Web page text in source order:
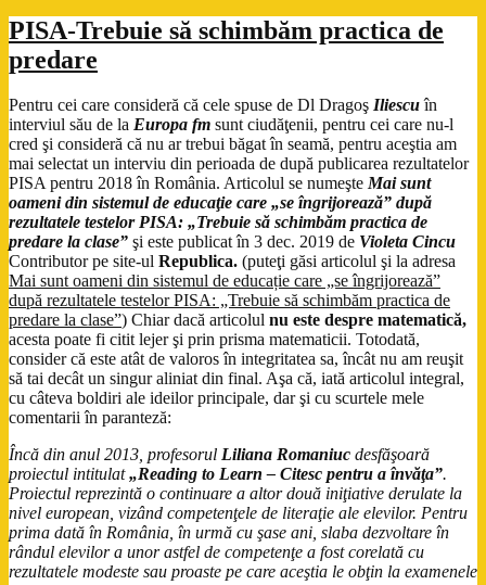
PISA-Trebuie să schimbăm practica de
predare
Pentru cei care consideră că cele spuse de Dl Dragoş Iliescuîn
interviul său de la Europa fm sunt ciudăţenii, pentru cei care nu-l
cred şi consideră că nu ar trebui băgat în seamă, pentru aceştia am
mai selectat un interviu din perioada de după publicarea rezultatelor
PISA pentru 2018 în România. Articolul se numeşteMai sunt
oameni din sistemul de educaţie care „se îngrijorează” după
rezultatele testelor PISA: „Trebuie să schimbăm practica de
predare la clase” şi este publicat în 3 dec. 2019 de Violeta Cincu
Contributor pe site-ul Republica. (puteţi găsi articolul şi la adresa
Mai sunt oameni din sistemul de educație care „se îngrijorează”
după rezultatele testelor PISA: „Trebuie să schimbăm practica de
predare la clase”) Chiar dacă articolul nu este despre matematică,
acesta poate fi citit lejer şi prin prisma matematicii. Totodată,
consider că este atât de valoros în integritatea sa, încât nu am reuşit
să tai decât un singur aliniat din final. Aşa că, iată articolul integral,
cu câteva boldiri ale ideilor principale, dar şi cu scurtele mele
comentarii în paranteză:
Încă din anul 2013, profesorul Liliana Romaniuc desfăşoară
proiectul intitulat„Reading to Learn – Citesc pentru a învăţa”.
Proiectul reprezintă o continuare a altor două iniţiative derulate la
nivel european, vizând competenţele de literaţie ale elevilor. Pentru
prima dată în România, în urmă cu şase ani, slaba dezvoltare în
rândul elevilor a unor astfel de competenţe a fost corelată cu
rezultatele modeste sau proaste pe care aceştia le obţin la examenele